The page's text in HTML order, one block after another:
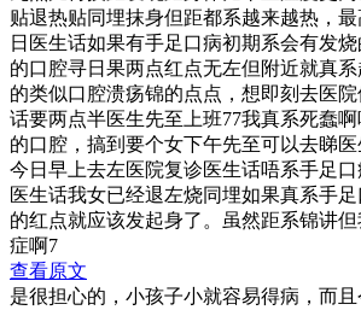
贴退热贴同埋抹身但距都系越来越热，最
日医生话如果有手足口病初期系会有发
的口腔寻日果两点红点无左但附近就真
的类似口腔溃疡锦的点点，想即刻去医院
话要两点半医生先至上班77我真系死蠢
的口腔，搞到要个女下午先至可以去睇
今日早上去左医院复诊医生话唔系手足口
医生话我女已经退左烧同埋如果真系手
的红点就应该发起身了。虽然距系锦讲
症啊7
查看原文
是很担心的，小孩子小就容易得病，而